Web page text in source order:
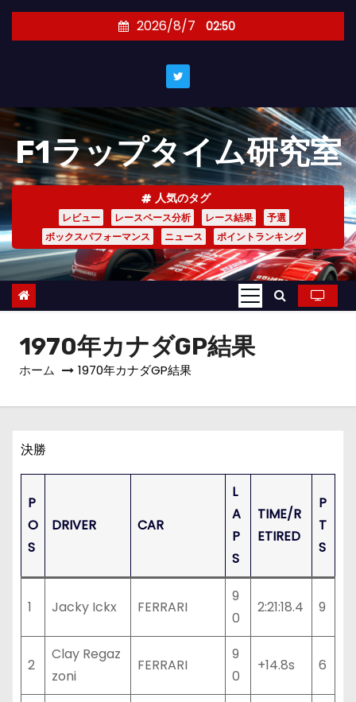
キ
ッ
プ
2026/8/7 02:50
F1ラップタイム研究室
人気のタグ
レビュー レースペース分析 レース結果
予選
ボックスパフォーマンス
ニュース ポイントランキング
1970年カナダGP結果
ホーム 1970年カナダGP結果
決勝
P
O
S
DRIVER CAR
L
A
P
S
TIME/R
ETIRED
P
T
S
1 Jacky Ickx FERRARI
9
0
2:21:18.4 9
2
Clay Regaz
zoni
FERRARI
9
0
+14.8s 6